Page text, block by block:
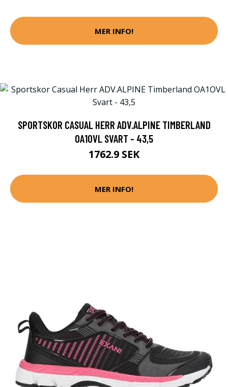
MER INFO!
SPORTSKOR CASUAL HERR ADV.ALPINE TIMBERLAND
OA1OVL SVART - 43,5
1762.9 SEK
MER INFO!